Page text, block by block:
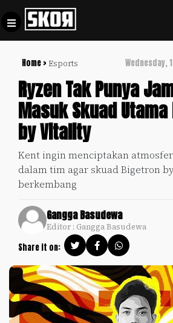
Home > Esports Wednesday,
Ryzen Tak Punya
Masuk Skuad
by Vitality
Kent ingin menciptakan
dalam tim agar skuad Bigetron
berkembang
Gangga Basudewa
Editor : Gangga Basudewa
Share it on:
Football +
Culture +
+
Timnas
Indonesia
SKOR
SPECIAL
Video
Policy
Pedoman
Pemberitaan
Media
Siber
Disclaimer
Kami